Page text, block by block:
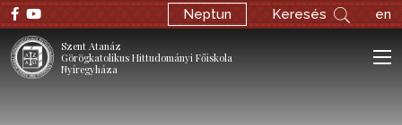
; Neptun Keresés en
Szent Atanáz
Görögkatolikus Hittudományi Főiskola
Nyíregyháza